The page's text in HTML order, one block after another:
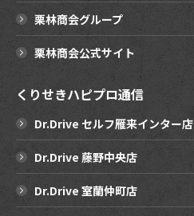
栗林商会グループ
栗林商会公式サイト
くりせきハピプロ通信
Dr.Drive セルフ雁来インター店
Dr.Drive 藤野中央店
Dr.Drive 室蘭仲町店